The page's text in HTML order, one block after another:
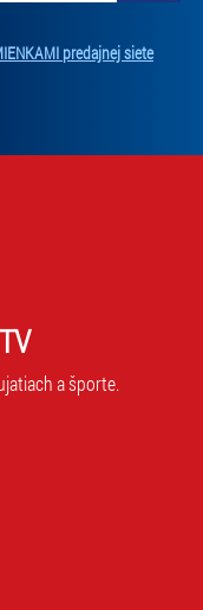
budeme zasielať
predajnej siete
a športe.